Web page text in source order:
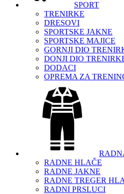
SPORT
TRENIRKE
DRESOVI
SPORTSKE JAKNE
SPORTSKE MAJICE
GORNJI DIO
DONJI DIO
DODACI
OPREMA ZA
RADNE HLAČE
RADNE JAKNE
RADNE TREGER
RADNI PRSLUCI